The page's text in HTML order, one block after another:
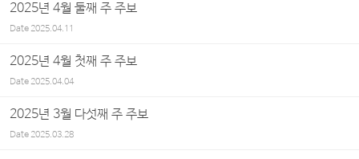
2025년 4월 둘째 주 주보
Date2025.04.11
2025년 4월 첫째 주 주보
Date2025.04.04
2025년 3월 다섯째 주 주보
Date2025.03.28